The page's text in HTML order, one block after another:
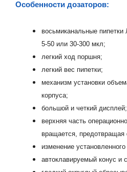
Особенности дозаторов:
восьмиканальные
5-50 или 30-300 мкл;
легкий ход поршня;
легкий вес пипетки;
механизм установки
корпуса;
большой и четкий дисплей;
верхняя часть
вращается, предотвращая
изменение
автоклавируемый конус и